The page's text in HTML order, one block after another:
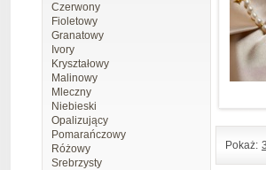
Czerwony
Fioletowy
Granatowy
Ivory
Kryształowy
Malinowy
Mleczny
Niebieski
Opalizujący
Pomarańczowy
Różowy
Srebrzysty
Pokaż: